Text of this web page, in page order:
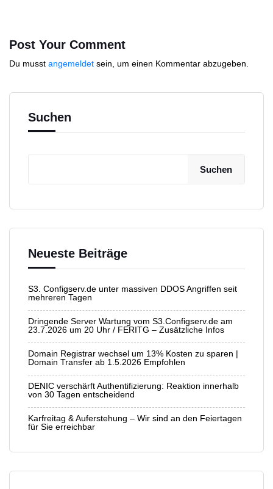
Post Your Comment
Du musst angemeldet sein, um einen Kommentar abzugeben.
Suchen
Suchen
Neueste Beiträge
S3. Configserv.de unter massiven DDOS Angriffen seit
mehreren Tagen
Dringende Server Wartung vom S3.Configserv.de am
23.7.2026 um 20 Uhr / FERITG – Zusätzliche Infos
Domain Registrar wechsel um 13% Kosten zu sparen |
Domain Transfer ab 1.5.2026 Empfohlen
DENIC verschärft Authentifizierung: Reaktion innerhalb
von 30 Tagen entscheidend
Karfreitag & Auferstehung – Wir sind an den Feiertagen
für Sie erreichbar